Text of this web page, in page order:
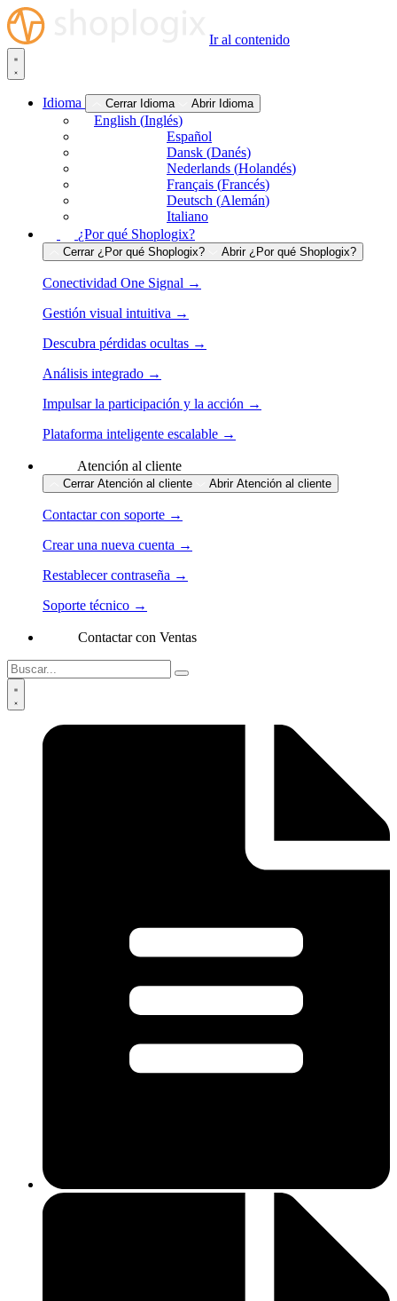
Ir al contenido
Idioma Cerrar Idioma Abrir Idioma
English (Inglés)
Español
Dansk (Danés)
Nederlands (Holandés)
Français (Francés)
Deutsch (Alemán)
Italiano
¿Por qué Shoplogix?
Cerrar ¿Por qué Shoplogix? Abrir ¿Por qué Shoplogix?
Conectividad One Signal →
Gestión visual intuitiva →
Descubra pérdidas ocultas →
Análisis integrado →
Impulsar la participación y la acción →
Plataforma inteligente escalable →
Atención al cliente
Cerrar Atención al cliente Abrir Atención al cliente
Contactar con soporte →
Crear una nueva cuenta →
Restablecer contraseña →
Soporte técnico →
Contactar con Ventas